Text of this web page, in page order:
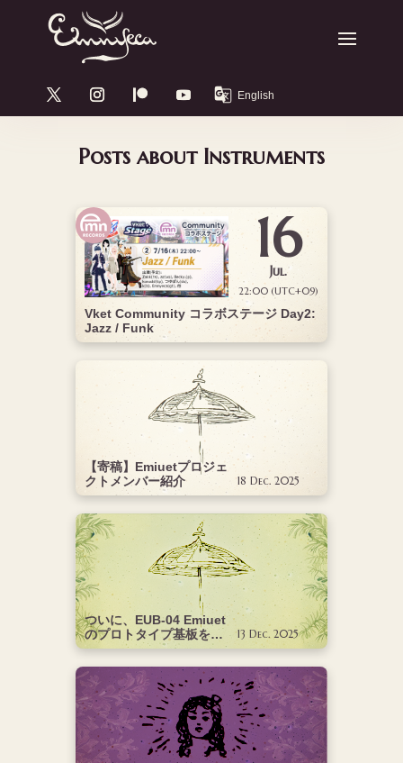
Posts about Instruments
Vket Community コラボステージ Day2:
Jazz / Funk
16
Jul.
22:00 (UTC+09)
【寄稿】Emiuetプロジェ
クトメンバー紹介
18 Dec. 2025
ついに、EUB-04 Emiuet
のプロトタイプ基板を発
注しました！
13 Dec. 2025